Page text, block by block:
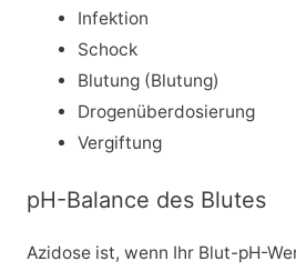
Infektion
Schock
Blutung (Blutung)
Drogenüberdosierung
Vergiftung
pH-Balance des Blutes
Azidose ist, wenn Ihr Blut-pH-